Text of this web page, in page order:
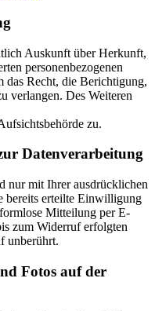
Auskunft über Herkunft,
personenbezogenen
das Recht, die Berichtigung,
verlangen. Des Weiteren
zu.
Datenverarbeitung
nur mit Ihrer ausdrücklichen
bereits erteilte Einwilligung
Mitteilung per E-
zum Widerruf erfolgten
unberührt.
Fotos auf der